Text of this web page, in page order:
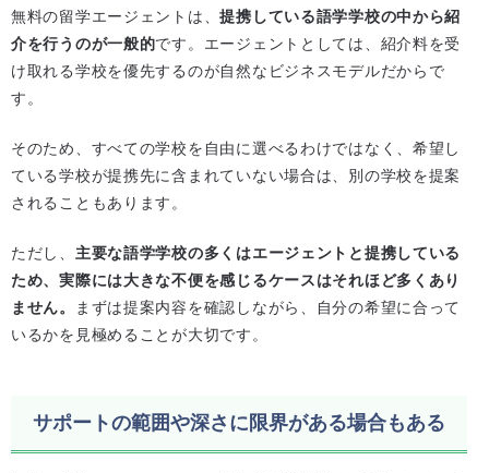
無料の留学エージェントは、提携している語学学校の中から紹
介を行うのが一般的です。エージェントとしては、紹介料を受
け取れる学校を優先するのが自然なビジネスモデルだからで
す。
そのため、すべての学校を自由に選べるわけではなく、希望し
ている学校が提携先に含まれていない場合は、別の学校を提案
されることもあります。
ただし、 主要な語学学校の多くはエージェントと提携している
ため、実際には大きな不便を感じるケースはそれほど多くあり
ません。
まずは提案内容を確認しながら、自分の希望に合って
いるかを見極めることが大切です。
サポートの範囲や深さに限界がある場合もある